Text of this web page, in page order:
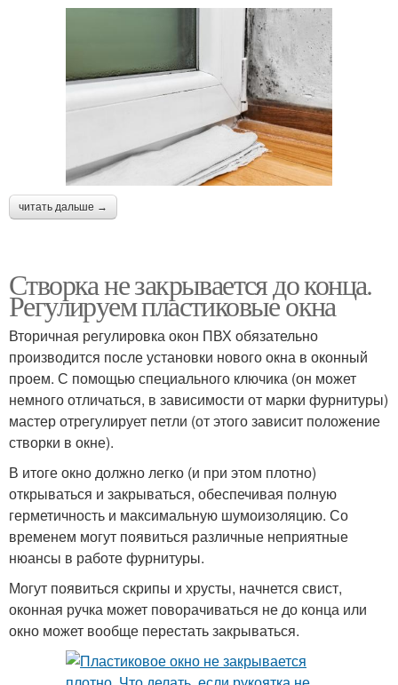
читать дальше →
Створка не закрывается до конца.
Регулируем пластиковые окна
Вторичная регулировка окон ПВХ обязательно
производится после установки нового окна в оконный
проем. С помощью специального ключика (он может
немного отличаться, в зависимости от марки фурнитуры)
мастер отрегулирует петли (от этого зависит положение
створки в окне).
В итоге окно должно легко (и при этом плотно)
открываться и закрываться, обеспечивая полную
герметичность и максимальную шумоизоляцию. Со
временем могут появиться различные неприятные
нюансы в работе фурнитуры.
Могут появиться скрипы и хрусты, начнется свист,
оконная ручка может поворачиваться не до конца или
окно может вообще перестать закрываться.